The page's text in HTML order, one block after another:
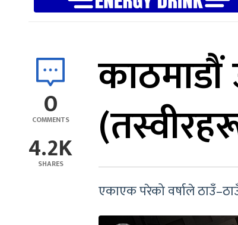
0
COMMENTS
4.2K
SHARES
काठमाडौं
एकाएक परेको वर्षाले